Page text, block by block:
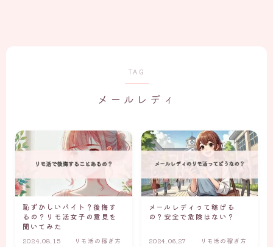
TAG
メールレディ
恥ずかしいバイト？後悔す
るの？リモ活女子の意見を
聞いてみた
2024.08.15 リモ活の稼ぎ方
メールレディって稼げる
の？安全で危険はない？
2024.06.27 リモ活の稼ぎ方